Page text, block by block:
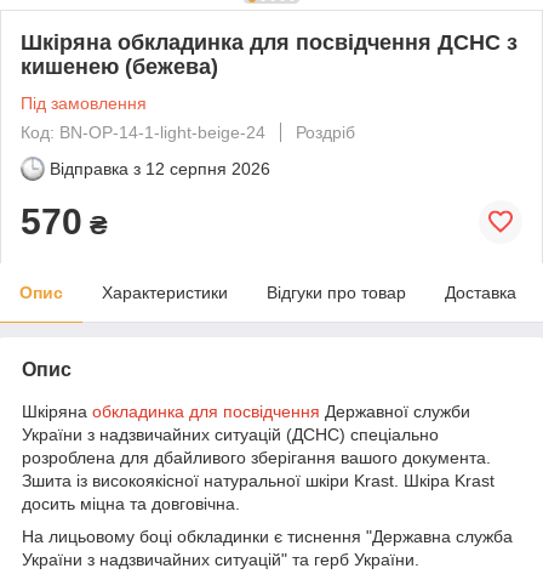
Шкіряна обкладинка для посвідчення ДСНС з
кишенею (бежева)
Під замовлення
Код: BN-OP-14-1-light-beige-24
Роздріб
Відправка з 12 серпня 2026
570 ₴
Опис Характеристики Відгуки про товар Доставка
Опис
Шкіряна обкладинка для посвідчення Державної служби
України з надзвичайних ситуацій (ДСНС) спеціально
розроблена для дбайливого зберігання вашого документа.
Зшита із високоякісної натуральної шкіри Krast. Шкіра Krast
досить міцна та довговічна.
На лицьовому боці обкладинки є тиснення "Державна служба
України з надзвичайних ситуацій" та герб України.